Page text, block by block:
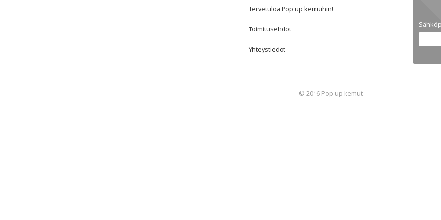
Tervetuloa Pop up kemuihin!
Toimitusehdot
Yhteystiedot
© 2016 Pop up kemut